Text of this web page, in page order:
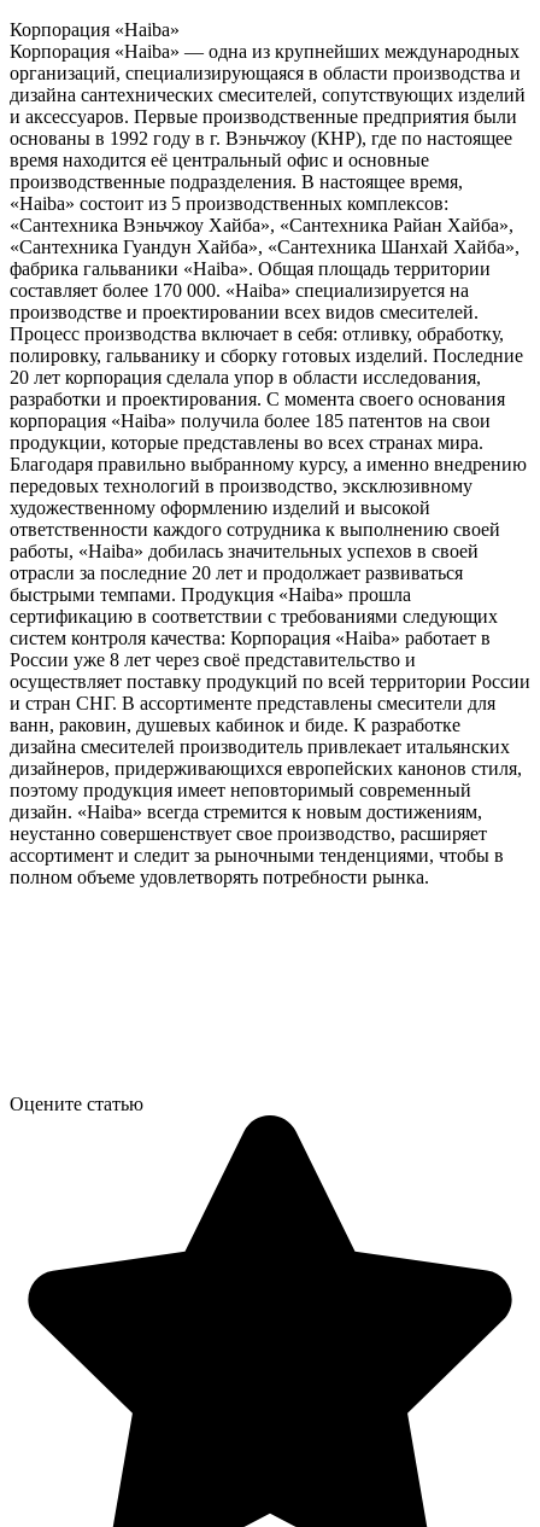
Корпорация «Haiba»
Корпорация «Haiba» — одна из крупнейших международных
организаций, специализирующаяся в области производства и
дизайна сантехнических смесителей, сопутствующих изделий
и аксессуаров. Первые производственные предприятия были
основаны в 1992 году в г. Вэньчжоу (КНР), где по настоящее
время находится её центральный офис и основные
производственные подразделения. В настоящее время,
«Haiba» состоит из 5 производственных комплексов:
«Сантехника Вэньчжоу Хайба», «Сантехника Райан Хайба»,
«Сантехника Гуандун Хайба», «Сантехника Шанхай Хайба»,
фабрика гальваники «Haiba». Общая площадь территории
составляет более 170 000. «Haiba» специализируется на
производстве и проектировании всех видов смесителей.
Процесс производства включает в себя: отливку, обработку,
полировку, гальванику и сборку готовых изделий. Последние
20 лет корпорация сделала упор в области исследования,
разработки и проектирования. С момента своего основания
корпорация «Haiba» получила более 185 патентов на свои
продукции, которые представлены во всех странах мира.
Благодаря правильно выбранному курсу, а именно внедрению
передовых технологий в производство, эксклюзивному
художественному оформлению изделий и высокой
ответственности каждого сотрудника к выполнению своей
работы, «Haiba» добилась значительных успехов в своей
отрасли за последние 20 лет и продолжает развиваться
быстрыми темпами. Продукция «Haiba» прошла
сертификацию в соответствии с требованиями следующих
систем контроля качества: Корпорация «Haiba» работает в
России уже 8 лет через своё представительство и
осуществляет поставку продукций по всей территории России
и стран СНГ. В ассортименте представлены смесители для
ванн, раковин, душевых кабинок и биде. К разработке
дизайна смесителей производитель привлекает итальянских
дизайнеров, придерживающихся европейских канонов стиля,
поэтому продукция имеет неповторимый современный
дизайн. «Haiba» всегда стремится к новым достижениям,
неустанно совершенствует свое производство, расширяет
ассортимент и следит за рыночными тенденциями, чтобы в
полном объеме удовлетворять потребности рынка.
Оцените статью